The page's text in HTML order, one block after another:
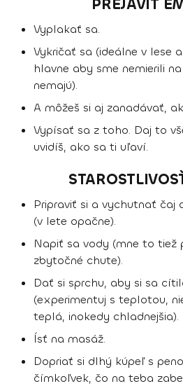
PREJAVIŤ
Vyplakať sa.
Vykričať sa (ideálne v lese
hlavne aby sme nemierili
nemajú).
A môžeš si aj zanadávať,
Vypísať sa z toho. Daj to
uvidíš, ako sa ti uľaví.
Pripraviť si a vychutnať čaj
(v lete opačne).
Napiť sa vody (mne to
zbytočné chute).
Dať si sprchu, aby si sa
(experimentuj s teplotou,
teplá, inokedy chladnejšia).
Ísť na masáž.
Dopriať si dlhý kúpeľ s
čímkoľvek, čo na teba